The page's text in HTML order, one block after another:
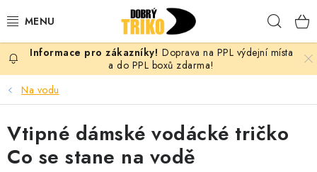
na
PRO ŽENY
PRO MUŽE
PRO DĚTI
Doprava na PPL výdejní místa
a do PPL boxů zdarma!
Na vodu
Vtipné dámské vodácké tričko
Co se stane na vodě